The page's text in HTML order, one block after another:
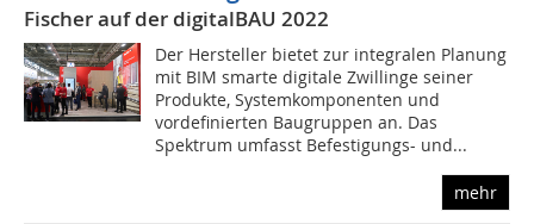
Fischer auf der digitalBAU 2022
Der Hersteller bietet zur integralen Planung
mit BIM smarte digitale Zwillinge seiner
Produkte, Systemkomponenten und
vordefinierten Baugruppen an. Das
Spektrum umfasst Befestigungs- und...
mehr